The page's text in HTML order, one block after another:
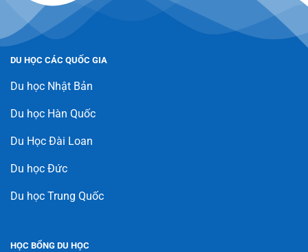
DU HỌC CÁC QUỐC GIA
Du học Nhật Bản
Du học Hàn Quốc
Du Học Đài Loan
Du học Đức
Du học Trung Quốc
HỌC BỔNG DU HỌC